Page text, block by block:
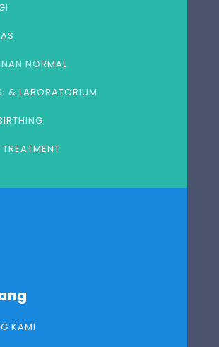
NORMAL
& LABORATORIUM
KAMI